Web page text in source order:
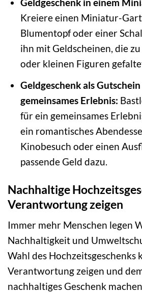
Geldgeschenk in einem
Kreiere einen Miniatur-
Blumentopf oder einer
ihn mit Geldscheinen, die
oder kleinen Figuren
Geldgeschenk als
gemeinsames Erlebnis:
für ein gemeinsames
ein romantisches
Kinobesuch oder einen
passende Geld dazu.
Nachhaltige
Verantwortung zeigen
Immer mehr Menschen legen
Nachhaltigkeit und
Wahl des Hochzeitsgeschenks
Verantwortung zeigen und
nachhaltiges Geschenk